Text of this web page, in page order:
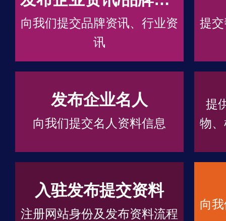
向我们提交品牌资讯、行业资
讯
提
发布企业名人
向我们提交名人资料信息
提
物
入驻发布提交资料
注册网站身份及发布资料流程
向